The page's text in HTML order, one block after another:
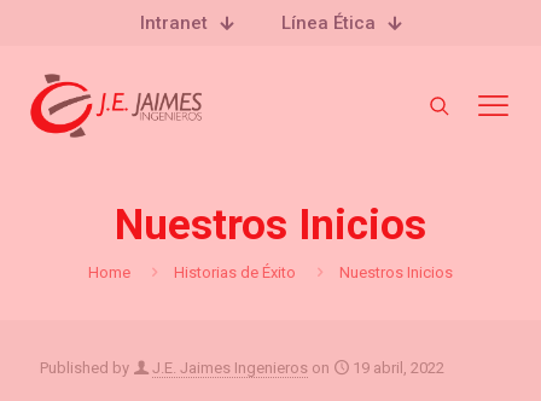
Intranet Línea Ética
Nuestros Inicios
Home Historias de Éxito Nuestros Inicios
Published by J.E. Jaimes Ingenieros on 19 abril, 2022